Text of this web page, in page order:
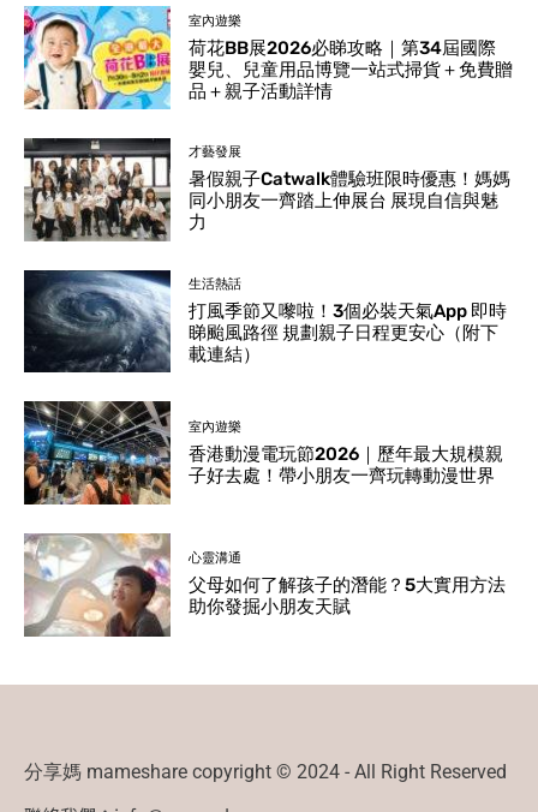
室內遊樂
荷花BB展2026必睇攻略｜第34屆國際
嬰兒、兒童用品博覽一站式掃貨＋免費贈
品＋親子活動詳情
才藝發展
暑假親子Catwalk體驗班限時優惠！媽媽
同小朋友一齊踏上伸展台 展現自信與魅
力
生活熱話
打風季節又嚟啦！3個必裝天氣App 即時
睇颱風路徑 規劃親子日程更安心（附下
載連結）
室內遊樂
香港動漫電玩節2026｜歷年最大規模親
子好去處！帶小朋友一齊玩轉動漫世界
心靈溝通
父母如何了解孩子的潛能？5大實用方法
助你發掘小朋友天賦
分享媽 mameshare copyright © 2024 - All Right Reserved